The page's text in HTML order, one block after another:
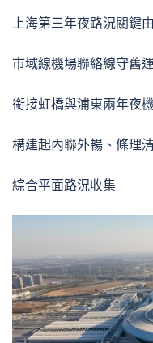
上海第三年夜路況關鍵
市域線機場聯絡線守舊
銜接虹橋與浦東兩年夜
構建起內聯外暢、條理
綜合平面路況收集